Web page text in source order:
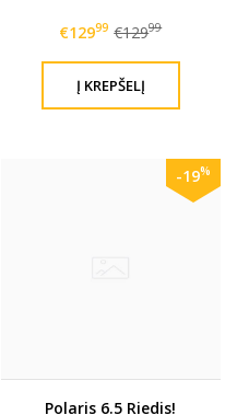
€12999 €12999
-19%
Polaris 6.5 Riedis!